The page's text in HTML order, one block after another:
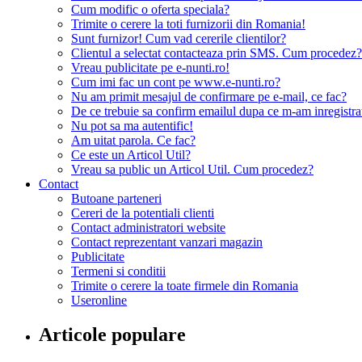
Cum modific o oferta speciala?
Trimite o cerere la toti furnizorii din Romania!
Sunt furnizor! Cum vad cererile clientilor?
Clientul a selectat contacteaza prin SMS. Cum procedez?
Vreau publicitate pe e-nunti.ro!
Cum imi fac un cont pe www.e-nunti.ro?
Nu am primit mesajul de confirmare pe e-mail, ce fac?
De ce trebuie sa confirm emailul dupa ce m-am
Nu pot sa ma autentific!
Am uitat parola. Ce fac?
Ce este un Articol Util?
Vreau sa public un Articol Util. Cum procedez?
Contact
Butoane parteneri
Cereri de la potentiali clienti
Contact administratori website
Contact reprezentant vanzari magazin
Publicitate
Termeni si conditii
Trimite o cerere la toate firmele din Romania
Useronline
Articole populare